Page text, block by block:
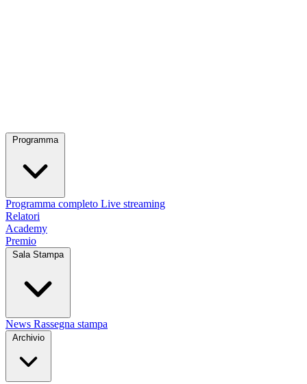
Programma
Programma completo Live streaming
Relatori
Academy
Premio
Sala Stampa
News Rassegna stampa
Archivio